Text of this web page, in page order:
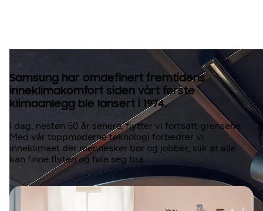
Samsung har omdefinert fremtidens
inneklimakomfort siden vårt første
klimaanlegg ble lansert i 1974.
I dag, nesten 50 år senere, flytter vi fortsatt grensene.
Med vår toppmoderne teknologi forbedrer vi
inneklimaet der mennesker bor og jobber, slik at alle
kan finne flyten og føle seg bra.